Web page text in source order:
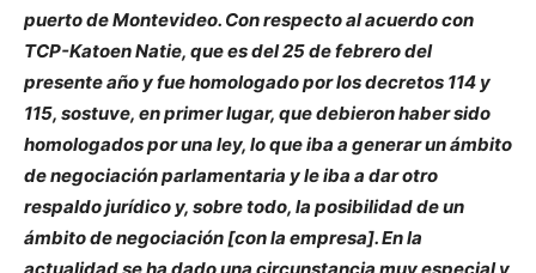
puerto de Montevideo. Con respecto al acuerdo con
TCP-Katoen Natie, que es del 25 de febrero del
presente año y fue homologado por los decretos 114 y
115, sostuve, en primer lugar, que debieron haber sido
homologados por una ley, lo que iba a generar un ámbito
de negociación parlamentaria y le iba a dar otro
respaldo jurídico y, sobre todo, la posibilidad de un
ámbito de negociación [con la empresa]. En la